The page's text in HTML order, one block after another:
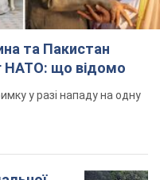
та Пакистан
НАТО: що відомо
у разі нападу на одну